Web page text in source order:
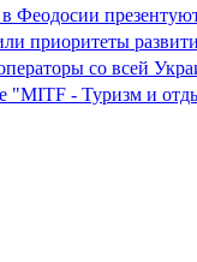
Феодосии
приоритеты
со всей
"MITF - Туризм и